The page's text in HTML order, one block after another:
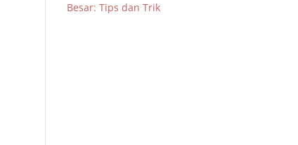
Besar: Tips dan Trik